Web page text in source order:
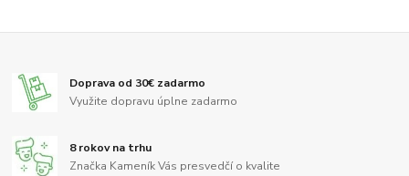
Doprava od 30€ zadarmo
Využite dopravu úplne zadarmo
8 rokov na trhu
Značka Kameník Vás presvedčí o kvalite